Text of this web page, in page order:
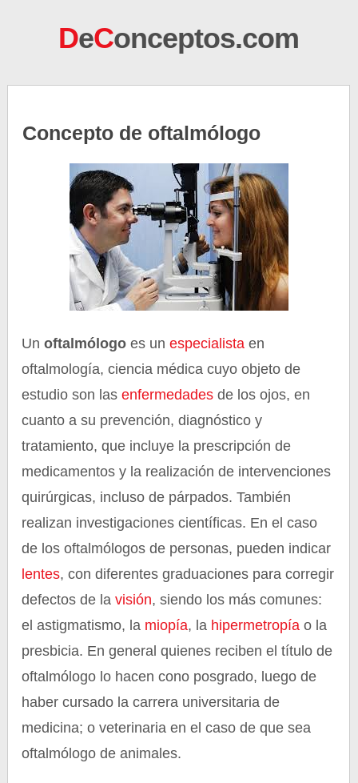
DeConceptos.com
Concepto de oftalmólogo
Un oftalmólogo es unespecialista en
oftalmología, ciencia médica cuyo objeto de
estudio son las enfermedades de los ojos, en
cuanto a su prevención, diagnóstico y
tratamiento, que incluye la prescripción de
medicamentos y la realización de intervenciones
quirúrgicas, incluso de párpados. También
realizan investigaciones científicas. En el caso
de los oftalmólogos de personas, pueden indicar
lentes, con diferentes graduaciones para corregir
defectos de lavisión, siendo los más comunes:
el astigmatismo, la miopía, la hipermetropía o la
presbicia. En general quienes reciben el título de
oftalmólogo lo hacen cono posgrado, luego de
haber cursado la carrera universitaria de
medicina; o veterinaria en el caso de que sea
oftalmólogo de animales.